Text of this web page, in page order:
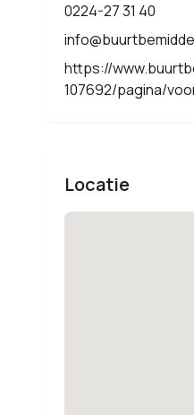
0224-27 31 40
https://
107692/pagina/
Locatie